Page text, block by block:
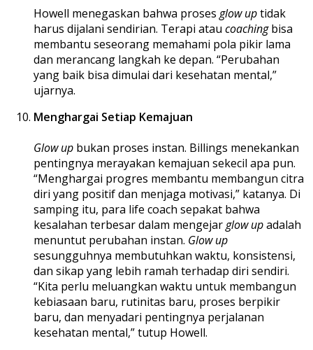
Howell menegaskan bahwa proses glow uptidak
harus dijalani sendirian. Terapi atau coachingbisa
membantu seseorang memahami pola pikir lama
dan merancang langkah ke depan. “Perubahan
yang baik bisa dimulai dari kesehatan mental,”
ujarnya.
Menghargai Setiap Kemajuan
Glow up bukan proses instan. Billings menekankan
pentingnya merayakan kemajuan sekecil apa pun.
“Menghargai progres membantu membangun citra
diri yang positif dan menjaga motivasi,” katanya. Di
samping itu, para life coach sepakat bahwa
kesalahan terbesar dalam mengejarglow upadalah
menuntut perubahan instan. Glow up
sesungguhnya membutuhkan waktu, konsistensi,
dan sikap yang lebih ramah terhadap diri sendiri.
“Kita perlu meluangkan waktu untuk membangun
kebiasaan baru, rutinitas baru, proses berpikir
baru, dan menyadari pentingnya perjalanan
kesehatan mental,” tutup Howell.